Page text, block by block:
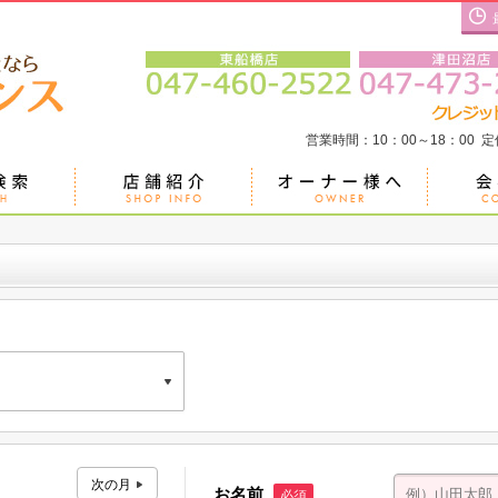
営業時間：10：00～18：00
お名前